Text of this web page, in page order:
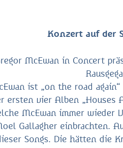
Konzert auf der
McEwan in Concert
ist „on the road
vier Alben „Houses
McEwan immer
Gallagher einbrachten.
Songs. Die hätten die